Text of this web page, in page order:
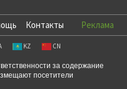
Контакты Реклама
KZ CN
за содержание
посетители